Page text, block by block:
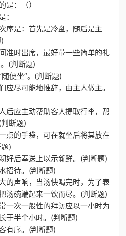
是：（）
：
序是：首先是冷盘，随后是主
准时出席，最好带一些简单的礼
(判断题)
便坐”。(判断题)
应尽可能地推辞，由主人做主。
后应主动帮助客人提取行李，帮
断题)
点的手袋，可在就坐后将其放在
)
好后奉送上以示新鲜。(判断题)
招待。(判断题)
的声响，当汤快喝完时，为了表
汤碗端起来一饮而尽。(判断题)
一次一般性的拜访应以一小时为
于半个小时。(判断题)
有序。(判断题)